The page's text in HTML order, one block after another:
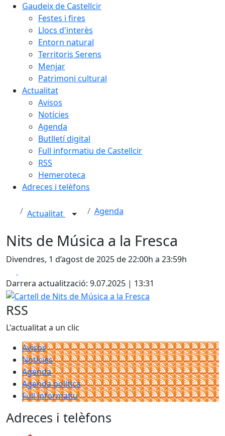
Gaudeix de Castellcir
Festes i fires
Llocs d'interès
Entorn natural
Territoris Serens
Menjar
Patrimoni cultural
Actualitat
Avisos
Notícies
Agenda
Butlletí digital
Full informatiu de Castellcir
RSS
Hemeroteca
Adreces i telèfons
Actualitat Agenda
Nits de Música a la Fresca
Divendres, 1 d’agost de 2025 de 22:00h a 23:59h
Darrera actualització: 9.07.2025 | 13:31
Cartell de Nits de Música a la Fresca
RSS
L'actualitat a un clic
Avisos
Notícies
Agenda
Agenda política
Full informatiu
Adreces i telèfons